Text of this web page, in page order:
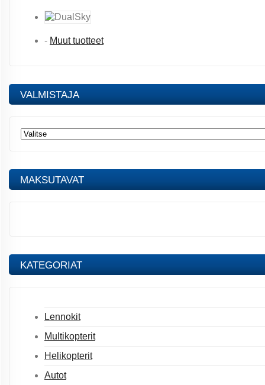
- Muut tuotteet
VALMISTAJA
MAKSUTAVAT
KATEGORIAT
Lennokit
Multikopterit
Helikopterit
Autot